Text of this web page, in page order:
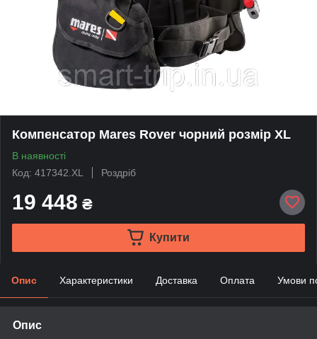
Компенсатор Mares Rover чорний розмір XL
В наявності
Код: 417342.XL
Роздріб
19 448 ₴
Купити
Опис Характеристики Доставка Оплата Умови
Опис